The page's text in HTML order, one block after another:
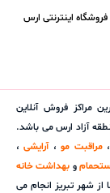
اینترنتی ارس
مراکز فروش آنلاین
آزاد ارس می باشد.
مراقبت مو،آرایشی،
و بهداشت خانه
شهر تبریز انجام می